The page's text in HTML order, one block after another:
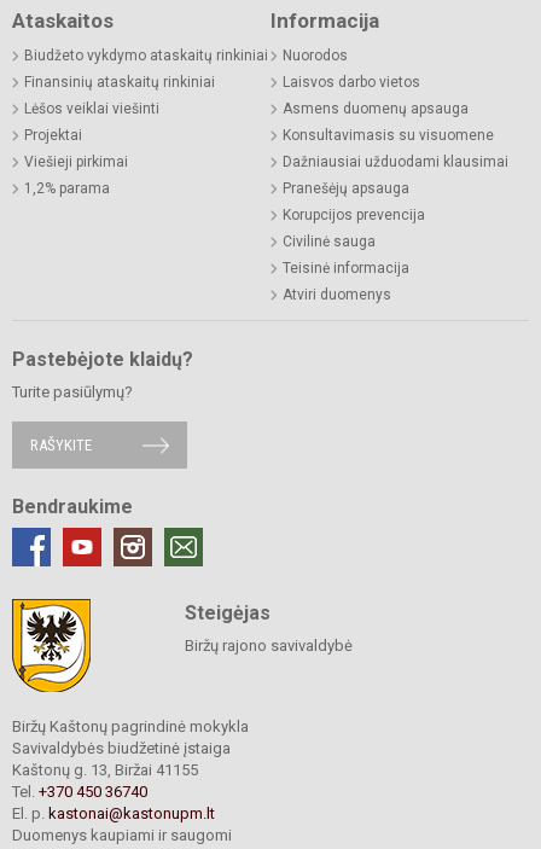
Ataskaitos
Biudžeto vykdymo ataskaitų rinkiniai
Finansinių ataskaitų rinkiniai
Lėšos veiklai viešinti
Projektai
Viešieji pirkimai
1,2% parama
Informacija
Nuorodos
Laisvos darbo vietos
Asmens duomenų apsauga
Konsultavimasis su visuomene
Dažniausiai užduodami klausimai
Pranešėjų apsauga
Korupcijos prevencija
Civilinė sauga
Teisinė informacija
Atviri duomenys
Pastebėjote klaidų?
Turite pasiūlymų?
RAŠYKITE
Bendraukime
Steigėjas
Biržų rajono savivaldybė
Biržų Kaštonų pagrindinė mokykla
Savivaldybės biudžetinė įstaiga
Kaštonų g. 13, Biržai 41155
Tel. +370 450 36740
El. p. kastonai@kastonupm.lt
Duomenys kaupiami ir saugomi